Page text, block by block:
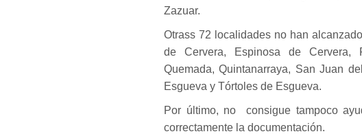
Zazuar.
Otrass 72 localidades no han
de Cervera, Espinosa de Cervera,
Quemada, Quintanarraya, San Juan
Esgueva y Tórtoles de Esgueva.
Por último, no consigue tampoco
correctamente la documentación.